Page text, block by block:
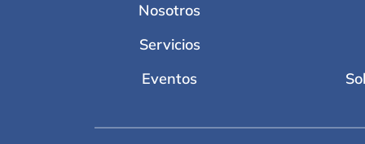
Nosotros
Servicios
Eventos